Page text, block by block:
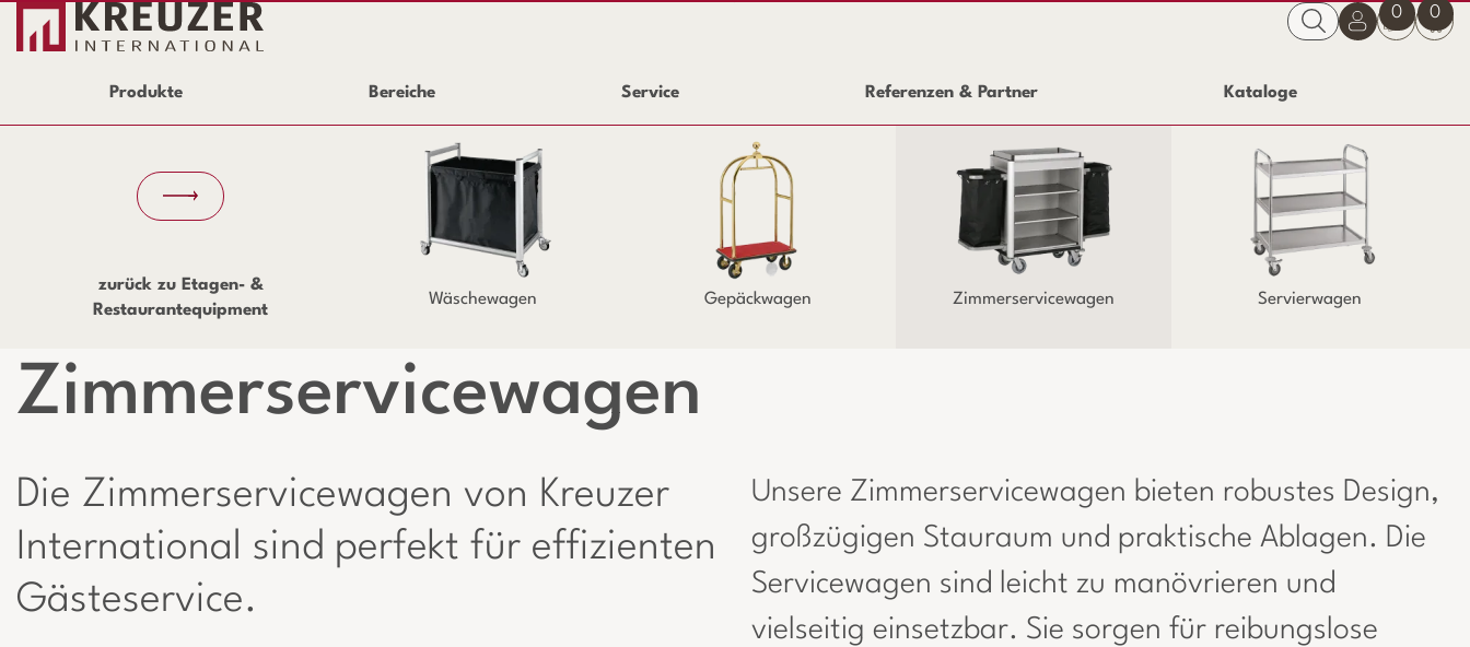
0 0
Produkte Bereiche Service Referenzen & Partner Kataloge
zurück zu Etagen- &
Restaurantequipment
Wäschewagen Gepäckwagen Zimmerservicewagen Servierwagen
Zimmerservicewagen
Die Zimmerservicewagen von Kreuzer
International sind perfekt für effizienten
Gästeservice.
Unsere Zimmerservicewagen bieten robustes Design,
großzügigen Stauraum und praktische Ablagen. Die
Servicewagen sind leicht zu manövrieren und
vielseitig einsetzbar. Sie sorgen für reibungslose